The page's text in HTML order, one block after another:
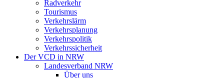
Radverkehr
Tourismus
Verkehrslärm
Verkehrsplanung
Verkehrspolitik
Verkehrssicherheit
Der VCD in NRW
Landesverband NRW
Über uns